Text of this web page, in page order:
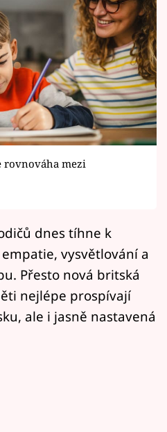
Vary
mezi
dnes tíhne k
vysvětlování a
Přesto nová britská
nejlépe prospívají
ale i jasně nastavená